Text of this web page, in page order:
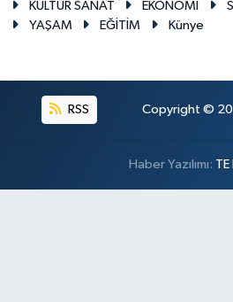
KÜLTÜR SANAT
EKONOMİ
YAŞAM
EĞİTİM Künye
RSS Copyright ©
Haber Yazılımı: TE